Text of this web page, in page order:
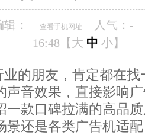
： 查看手机网址 人气： -
16:48【 大 中 小】
朋友，肯定都在找
声音效果，直接影响
一款口碑拉满的高品
景还是各类广告机适